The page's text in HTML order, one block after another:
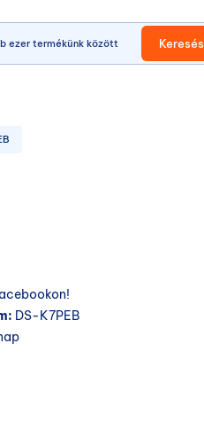
Keresés
DS-K7PEB